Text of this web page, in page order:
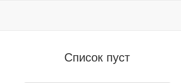
Список пуст